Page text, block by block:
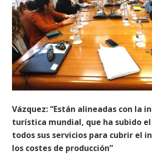
Vázquez: “Están alineadas con la
turística mundial, que ha subido
todos sus servicios para cubrir el
los costes de producción”